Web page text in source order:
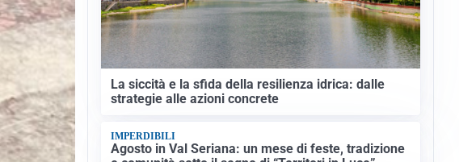
La siccità e la sfida della resilienza idrica: dalle
strategie alle azioni concrete
IMPERDIBILI
Agosto in Val Seriana: un mese di feste, tradizione